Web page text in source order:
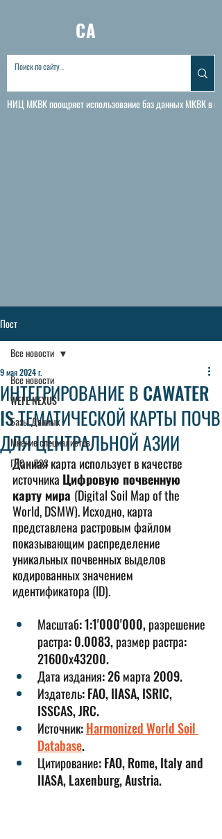
CA
НИЦ МКВК поощряет использование баз данных МКВК в
Пост
Все новости
WEFE NEXUS
Базы Данных
Мнение специалистов
ГИС и ДЗЗ
Все новости
ИНТЕГРИРОВАНИЕ В CAWATER
IS ТЕМАТИЧЕСКОЙ КАРТЫ ПОЧВ
ДЛЯ ЦЕНТРАЛЬНОЙ АЗИИ
9 мая 2024 г.
Данная карта использует в качестве
источника Цифровую почвенную
карту мира (Digital Soil Map of the
World, DSMW). Исходно, карта
представлена растровым файлом
показывающим распределение
уникальных почвенных выделов
кодированных значением
идентификатора (ID).
Масштаб: 1:1'000'000, разрешение
растра: 0.0083, размер растра:
21600х43200.
Дата издания: 26 марта 2009.
Издатель: FAO, IIASA, ISRIC,
ISSCAS, JRC.
Источник: Harmonized World Soil
Database.
Цитирование: FAO, Rome, Italy and
IIASA, Laxenburg, Austria.